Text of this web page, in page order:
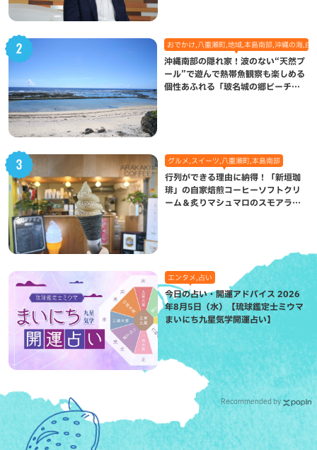
おでかけ,八重瀬町,地域,本島南部,沖縄の海,自
沖縄南部の隠れ家！波のない“天然プ
ール”で遊んで熱帯魚観察も楽しめる
個性あふれる「玻名城の郷ビーチ」
グルメ,スイーツ,八重瀬町,本島南部
行列ができる理由に納得！「新垣珈
琲」の自家焙煎コーヒーソフトクリ
ーム＆炙りマシュマロのスモアラテ
エンタメ,占い
今日の占い・開運アドバイス 2026
年8月5日（水）【琉球鑑定士ミウマ
まいにち九星気学開運占い】
Recommended by